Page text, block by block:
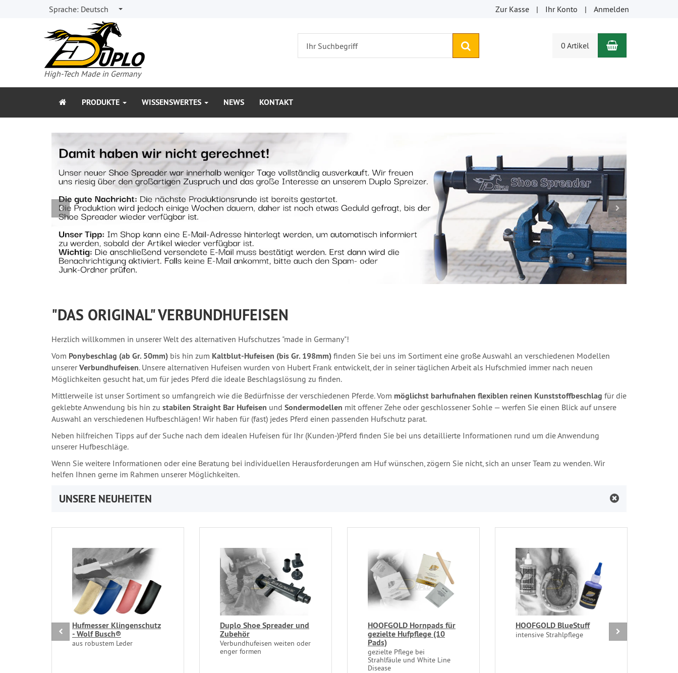
Sprache: Deutsch Zur Kasse Ihr Konto Anmelden
High-Tech Made in Germany
0 Artikel Warenkorb
PRODUKTE WISSENSWERTES NEWS KONTAKT
"DAS ORIGINAL" VERBUNDHUFEISEN
Herzlich willkommen in unserer Welt des alternativen Hufschutzes "made in Germany"!
Vom Ponybeschlag (ab Gr. 50mm) bis hin zum Kaltblut-Hufeisen (bis Gr. 198mm) finden Sie bei uns im Sortiment eine große Auswahl an verschiedenen Modellen
unsererVerbundhufeisen. Unsere alternativen Hufeisen wurden von Hubert Frank entwickelt, der in seiner täglichen Arbeit als Hufschmied immer nach neuen
Möglichkeiten gesucht hat, um für jedes Pferd die ideale Beschlagslösung zu finden.
Mittlerweile ist unser Sortiment so umfangreich wie die Bedürfnisse der verschiedenen Pferde. Vom möglichst barhufnahen flexiblen reinen Kunststoffbeschlag für die
geklebte Anwendung bis hin zu stabilen Straight Bar Hufeisen und Sondermodellen mit offener Zehe oder geschlossener Sohle — werfen Sie einen Blick auf unsere
Auswahl an verschiedenen Hufbeschlägen! Wir haben für (fast) jedes Pferd einen passenden Hufschutz parat.
Neben hilfreichen Tipps auf der Suche nach dem idealen Hufeisen für Ihr (Kunden-)Pferd finden Sie bei uns detaillierte Informationen rund um die Anwendung
unserer Hufbeschläge.
Wenn Sie weitere Informationen oder eine Beratung bei individuellen Herausforderungen am Huf wünschen, zögern Sie nicht, sich an unser Team zu wenden. Wir
helfen Ihnen gerne im Rahmen unserer Möglichkeiten.
UNSERE NEUHEITEN
Hufmesser Klingenschutz
- Wolf Busch®
aus robustem Leder
Duplo Shoe Spreader und
Zubehör
Verbundhufeisen weiten oder
enger formen
HOOFGOLD Hornpads für
gezielte Hufpflege (10
Pads)
gezielte Pflege bei
Strahlfäule und White Line
Disease
HOOFGOLD BlueStuff
intensive Strahlpflege